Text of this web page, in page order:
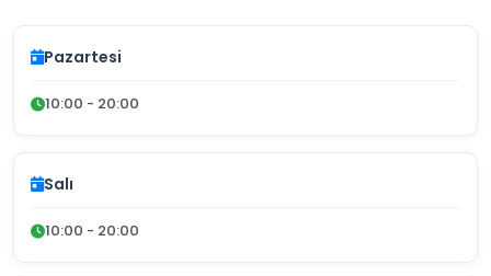
Pazartesi
10:00 - 20:00
Salı
10:00 - 20:00